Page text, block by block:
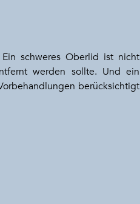
schweres Oberlid ist nicht
werden sollte. Und ein
berücksichtigt